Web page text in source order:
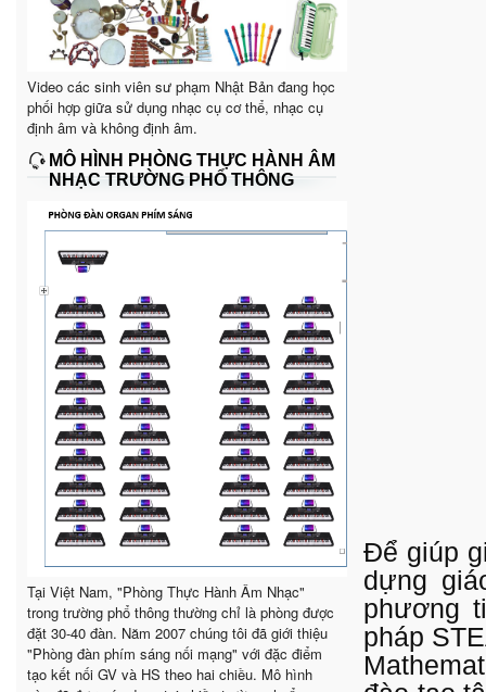
Video các sinh viên sư phạm Nhật Bản đang học
phối hợp giữa sử dụng nhạc cụ cơ thể, nhạc cụ
định âm và không định âm.
MÔ HÌNH PHÒNG THỰC HÀNH ÂM
NHẠC TRƯỜNG PHỔ THÔNG
Tại Việt Nam, "Phòng Thực Hành Âm Nhạc"
trong trường phổ thông thường chỉ là phòng được
đặt 30-40 đàn. Năm 2007 chúng tôi đã giới thiệu
"Phòng đàn phím sáng nối mạng" với đặc điểm
tạo kết nối GV và HS theo hai chiều. Mô hình
Để giúp
dựng
phương
pháp